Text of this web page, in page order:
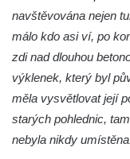
Teplou
Vyhlídka
Pozorovatelna
Bučiny u Velvar
Vyhlídka U
Vyhlídka Růženka
navštěvována nejen
málo kdo asi ví, po
zdi nad dlouhou
výklenek, který byl
měla vysvětlovat její
starých pohlednic,
nebyla nikdy